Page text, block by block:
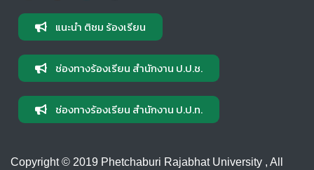
แนะนำ ติชม ร้องเรียน
ช่องทางร้องเรียน สำนักงาน ป.ป.ช.
ช่องทางร้องเรียน สำนักงาน ป.ป.ท.
Copyright © 2019 Phetchaburi Rajabhat University , All